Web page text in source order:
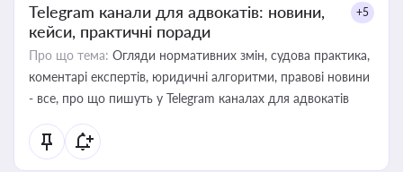
Telegram канали для адвокатів: новини,
кейси, практичні поради
+5
Про що тема: Огляди нормативних змін, судова практика,
коментарі експертів, юридичні алгоритми, правові новини
- все, про що пишуть у Telegram каналах для адвокатів